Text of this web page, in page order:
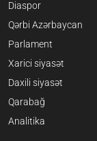
Diaspor
Qərbi Azərbaycan
Parlament
Xarici siyasət
Daxili siyasət
Qarabağ
Analitika